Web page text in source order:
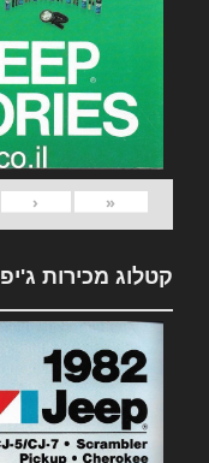
«
‹
קטלוג מכירות ג'יפ 1982